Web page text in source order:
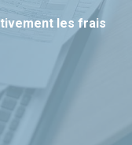
les frais